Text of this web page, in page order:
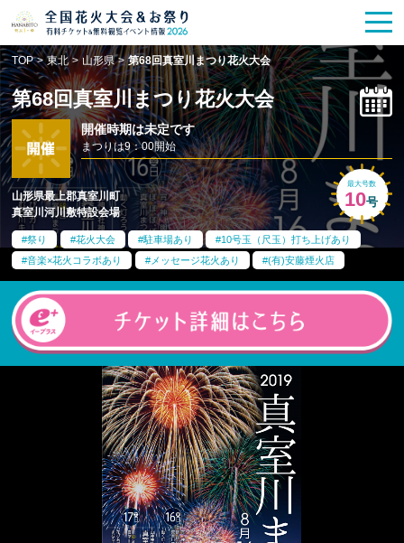
花火大会
HANABITOの道
有料観覧席販売一覧
ポスター一覧
SPICEレポート記事
今週末開催花火・祭一覧
TOP
TOP > 東北 > 山形県 > 第68回真室川まつり花火大会
第68回真室川まつり花火大会
最大号数
10号
開催時期は未定です
まつりは9：00開始
山形県最上郡真室川町
真室川河川敷特設会場
祭り 花火大会 駐車場あり
10号玉（尺玉）打ち上げあり
音楽×花火コラボあり
メッセージ花火あり (有)安藤煙火店